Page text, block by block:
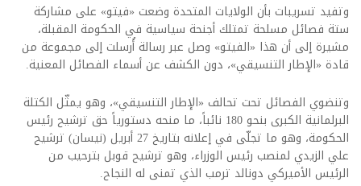
وتفيد تسريبات بأن الولايات المتحدة وضعت «فيتو» على مشاركة
ستة فصائل مسلحة تمتلك أجنحة سياسية في الحكومة المقبلة،
مشيرة إلى أن هذا «الفيتو» وصل عبر رسالة أُرسلت إلى مجموعة من
قادة «الإطار التنسيقي»، دون الكشف عن أسماء الفصائل المعنية.
وتنضوي الفصائل تحت تحالف «الإطار التنسيقي»، وهو يمثّل الكتلة
البرلمانية الكبرى بنحو 180 نائباً، ما منحه دستورياً حق ترشيح رئيس
الحكومة، وهو ما تجلّى في إعلانه بتاريخ 27 أبريل (نيسان) ترشيح
علي الزيدي لمنصب رئيس الوزراء، وهو ترشيح قوبل بترحيب من
الرئيس الأميركي دونالد ترمب الذي تمنى له النجاح.